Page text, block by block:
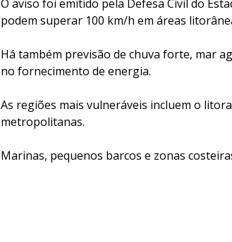
O aviso foi emitido pela Defesa Civil do
podem superar 100 km/h em áreas
Há também previsão de chuva forte, mar
no fornecimento de energia.
As regiões mais vulneráveis incluem o
metropolitanas.
Marinas, pequenos barcos e zonas